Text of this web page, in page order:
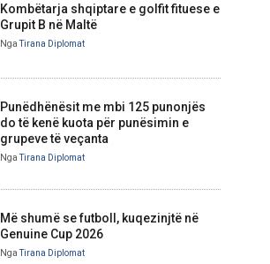
Kombëtarja shqiptare e golfit fituese e
Grupit B në Maltë
Nga Tirana Diplomat
Punëdhënësit me mbi 125 punonjës
do të kenë kuota për punësimin e
grupeve të veçanta
Nga Tirana Diplomat
Më shumë se futboll, kuqezinjtë në
Genuine Cup 2026
Nga Tirana Diplomat